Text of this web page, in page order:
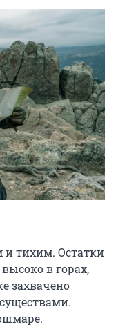
тихим. Остатки
в горах,
захвачено